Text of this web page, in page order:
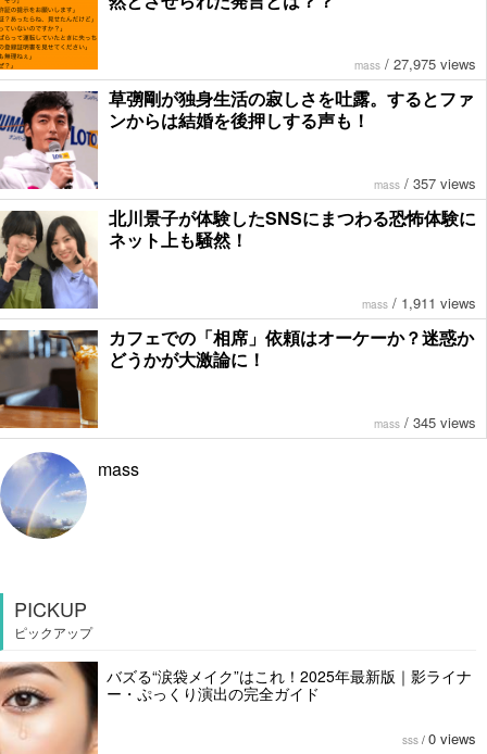
mass / 27,975 views
草彅剛が独身生活の寂しさを吐露。するとファ
ンからは結婚を後押しする声も！
mass / 357 views
北川景子が体験したSNSにまつわる恐怖体験に
ネット上も騒然！
mass / 1,911 views
カフェでの「相席」依頼はオーケーか？迷惑か
どうかが大激論に！
mass / 345 views
mass
PICKUP
ピックアップ
バズる“涙袋メイク”はこれ！2025年最新版｜影ライナ
ー・ぷっくり演出の完全ガイド
sss / 0 views